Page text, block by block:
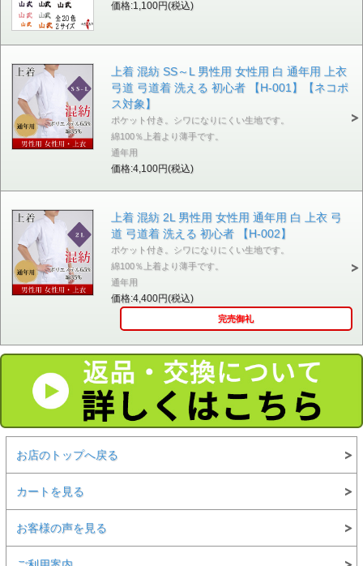
価格:1,100円(税込)
上着 混紡 SS～L 男性用 女性用 白 通年用 上衣
弓道 弓道着 洗える 初心者 【H-001】【ネコポ
ス対象】
ポケット付き。シワになりにくい生地です。
綿100％上着より薄手です。
通年用
価格:4,100円(税込)
上着 混紡 2L 男性用 女性用 通年用 白 上衣 弓
道 弓道着 洗える 初心者 【H-002】
ポケット付き。シワになりにくい生地です。
綿100％上着より薄手です。
通年用
価格:4,400円(税込)
完売御礼
お店のトップへ戻る
カートを見る
お客様の声を見る